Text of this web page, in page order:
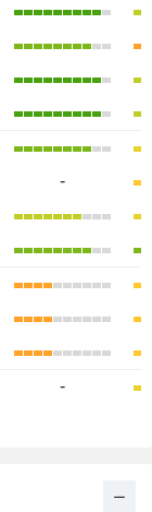
-
-